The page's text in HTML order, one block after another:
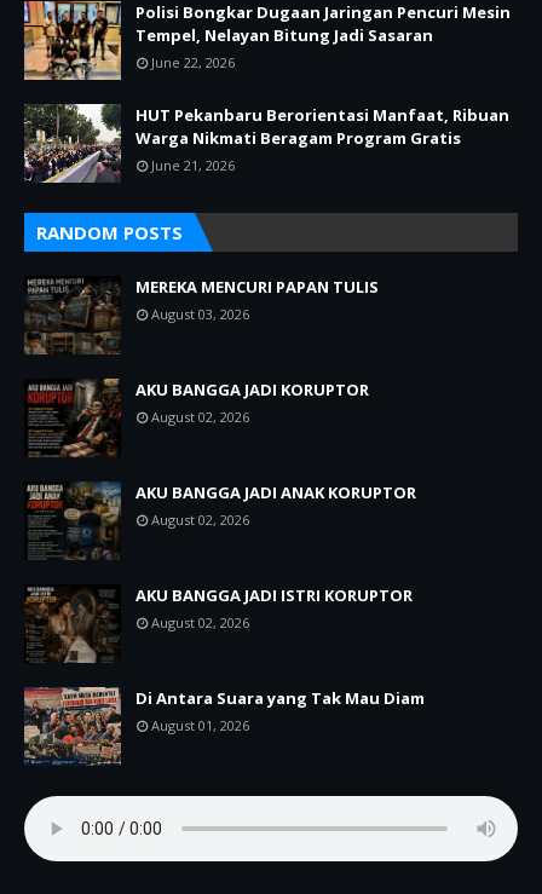
Polisi Bongkar Dugaan Jaringan Pencuri Mesin
Tempel, Nelayan Bitung Jadi Sasaran
June 22, 2026
HUT Pekanbaru Berorientasi Manfaat, Ribuan
Warga Nikmati Beragam Program Gratis
June 21, 2026
RANDOM POSTS
MEREKA MENCURI PAPAN TULIS
August 03, 2026
AKU BANGGA JADI KORUPTOR
August 02, 2026
AKU BANGGA JADI ANAK KORUPTOR
August 02, 2026
AKU BANGGA JADI ISTRI KORUPTOR
August 02, 2026
Di Antara Suara yang Tak Mau Diam
August 01, 2026